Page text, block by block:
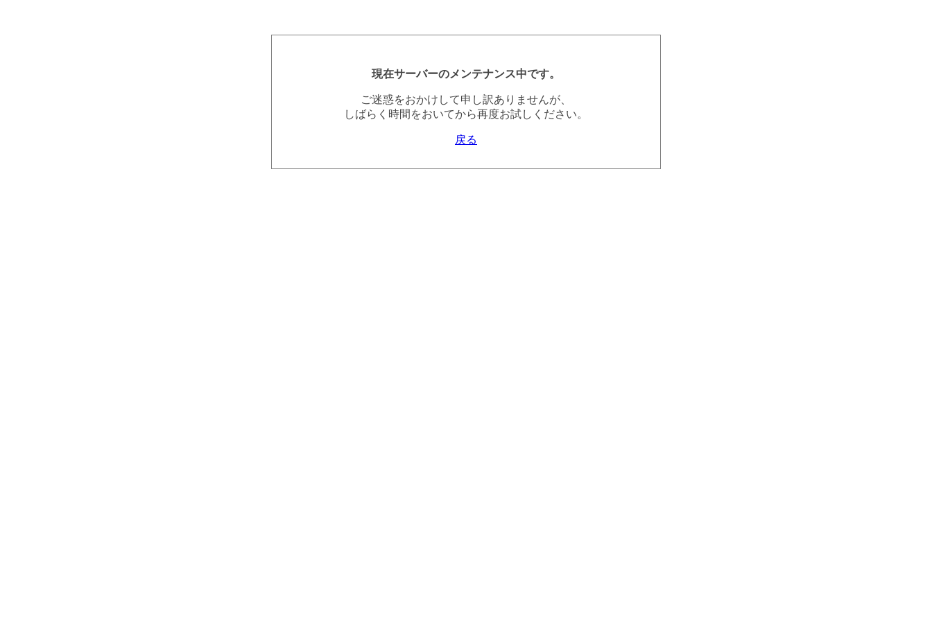
現在サーバーのメンテナンス中です。
ご迷惑をおかけして申し訳ありませんが、
しばらく時間をおいてから再度お試しください。
戻る